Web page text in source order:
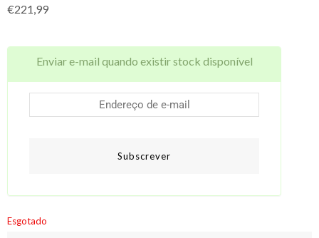
€221,99
Enviar e-mail quando existir stock disponível
Subscrever
Esgotado